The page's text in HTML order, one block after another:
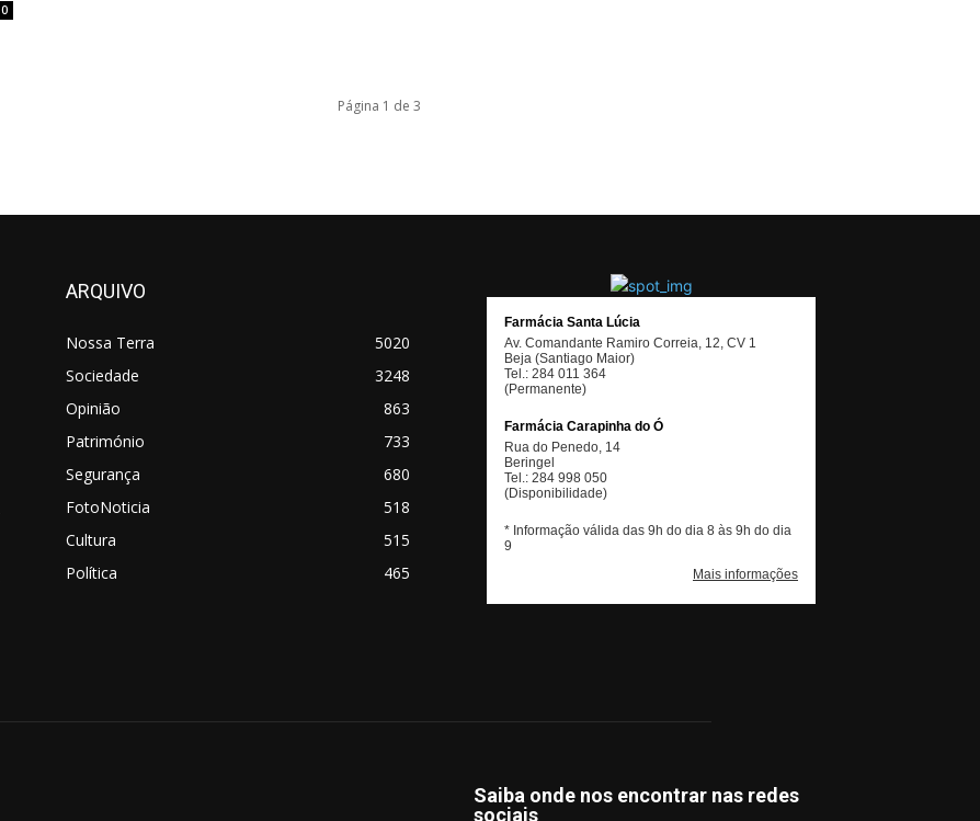
0
Página 1 de 3
ARQUIVO
Nossa Terra
5020
Sociedade
3248
Opinião
863
Património
733
Segurança
680
FotoNoticia
518
Cultura
515
Política
465
Saiba onde nos encontrar nas redes
sociais